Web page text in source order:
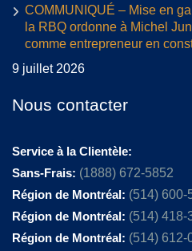
COMMUNIQUÉ – Mise en
la RBQ ordonne à Michel
comme entrepreneur en
9 juillet 2026
Nous contacter
Service à la Clientèle:
Sans-Frais: (1888) 672-5852
Région de Montréal: (514) 600-
Région de Montréal: (514) 418-
Région de Montréal: (514) 612-